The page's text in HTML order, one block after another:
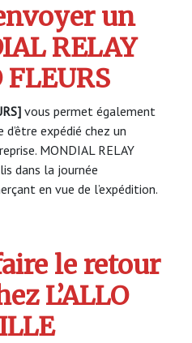
un
RELAY
FLEURS
vous permet également
expédié chez un
MONDIAL RELAY
dans la journée
en vue de l’expédition.
le retour
L’ALLO